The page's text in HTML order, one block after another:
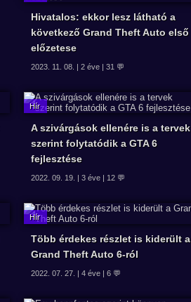
Hivatalos: ekkor lesz látható a
következő Grand Theft Auto első
előzetese
2023. 11. 08. | 2 éve | 31 💬
A szivárgások ellenére is a tervek
szerint folytatódik a GTA 6
fejlesztése
2022. 09. 19. | 3 éve | 12 💬
Több érdekes részlet is kiderült a
Grand Theft Auto 6-ról
2022. 07. 27. | 4 éve | 6 💬